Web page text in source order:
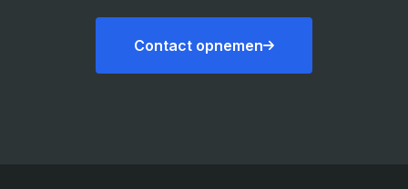
Contact opnemen